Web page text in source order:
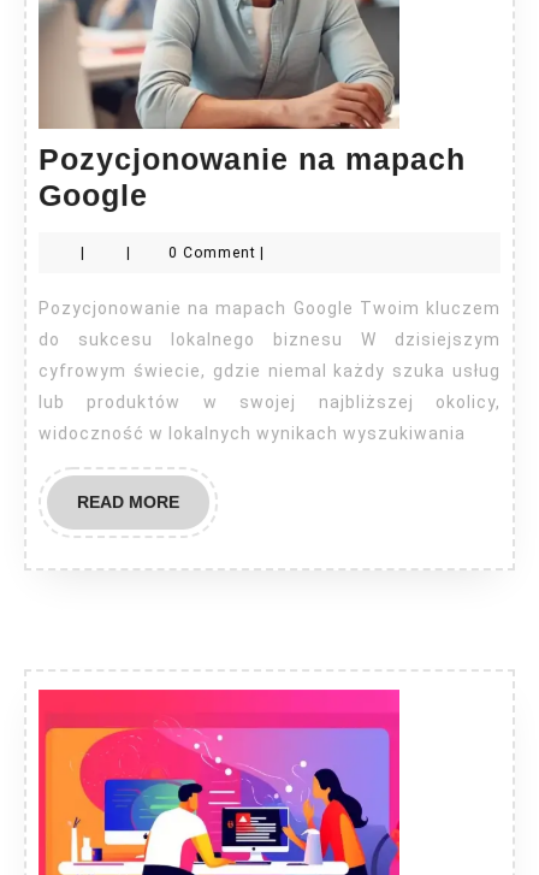
Pozycjonowanie na mapach
Google
mapach
Google
0 Comment
Pozycjonowanie na mapach Google Twoim kluczem
do sukcesu lokalnego biznesu W dzisiejszym
cyfrowym świecie, gdzie niemal każdy szuka usług
lub produktów w swojej najbliższej okolicy,
widoczność w lokalnych wynikach wyszukiwania
READ MOREREAD
MORE